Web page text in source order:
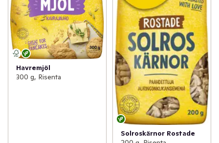
Havremjöl
300 g, Risenta
Solroskärnor Rostade